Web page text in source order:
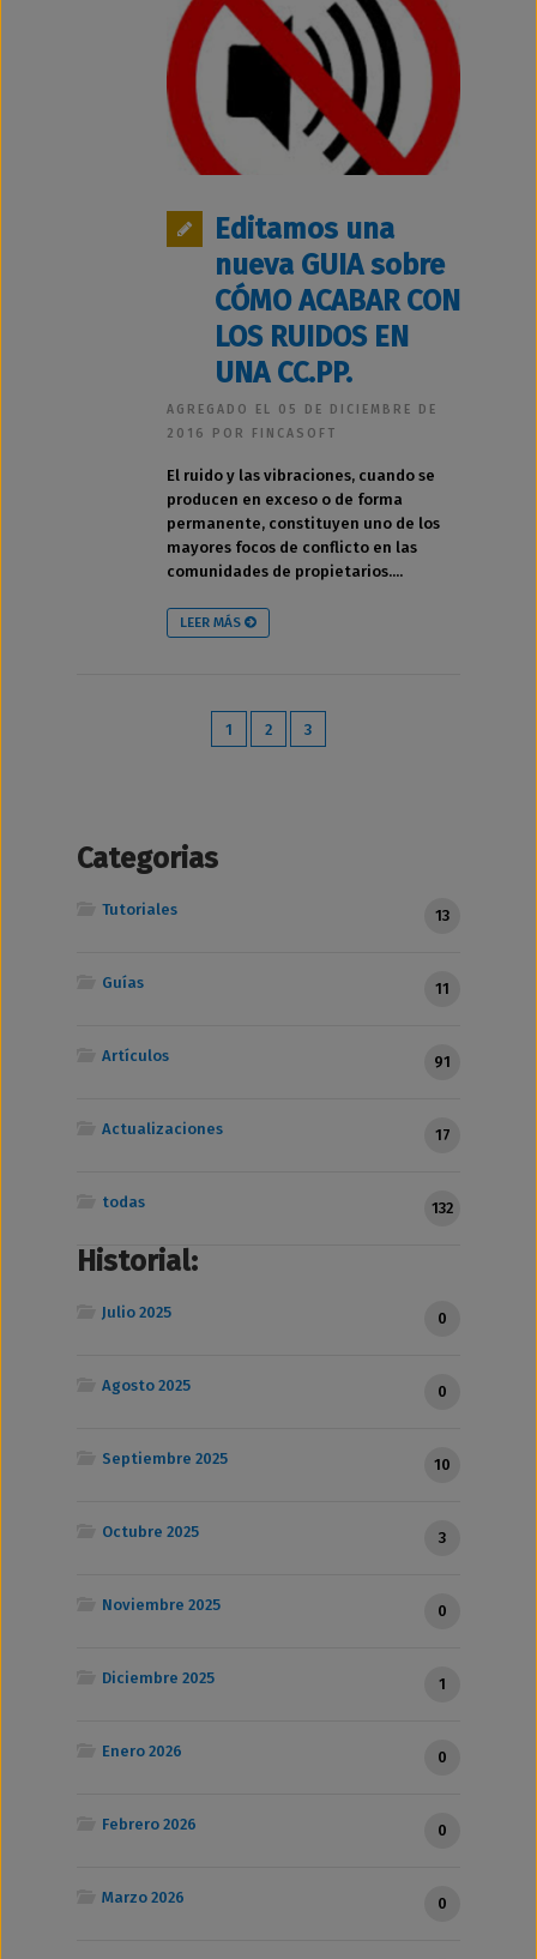
Editamos una
nueva GUIA sobre
CÓMO ACABAR CON
LOS RUIDOS EN
UNA CC.PP.
AGREGADO EL 05 DE DICIEMBRE DE
2016 POR FINCASOFT
El ruido y las vibraciones, cuando se
producen en exceso o de forma
permanente, constituyen uno de los
mayores focos de conflicto en las
comunidades de propietarios....
LEER MÁS
1 2 3
Categorias
Tutoriales 13
Guías 11
Artículos 91
Actualizaciones 17
todas 132
Historial:
Julio 2025 0
Agosto 2025 0
Septiembre 2025 10
Octubre 2025 3
Noviembre 2025 0
Diciembre 2025 1
Enero 2026 0
Febrero 2026 0
Marzo 2026 0